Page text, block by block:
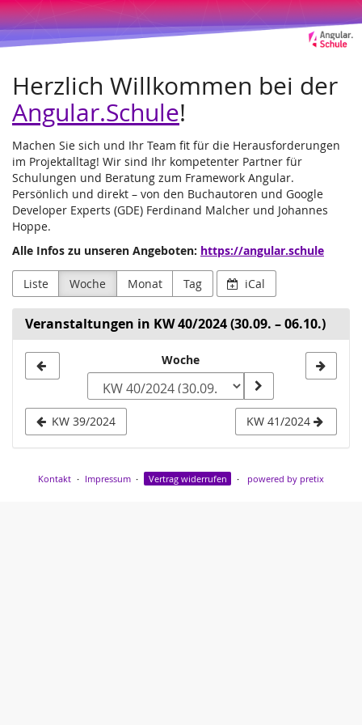
Zum
Haupt-
Inhalt
Angular.Schule
Leipzig
und
Online
Herzlich Willkommen bei der
Angular.Schule!
Machen Sie sich und Ihr Team fit für die Herausforderungen
im Projektalltag! Wir sind Ihr kompetenter Partner für
Schulungen und Beratung zum Framework Angular.
Persönlich und direkt – von den Buchautoren und Google
Developer Experts (GDE) Ferdinand Malcher und Johannes
Hoppe.
Alle Infos zu unseren Angeboten: https://angular.schule
Liste Woche Monat Tag iCal
Veranstaltungen in KW 40/2024 (30.09. – 06.10.)
zur
Anzeige
auswählen
Woche
KW 39/2024 KW 41/2024
Kontakt Impressum Vertrag widerrufen powered by pretix